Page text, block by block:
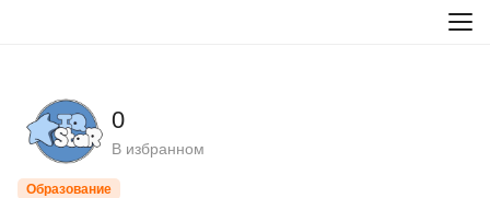
0
В избранном
Образование